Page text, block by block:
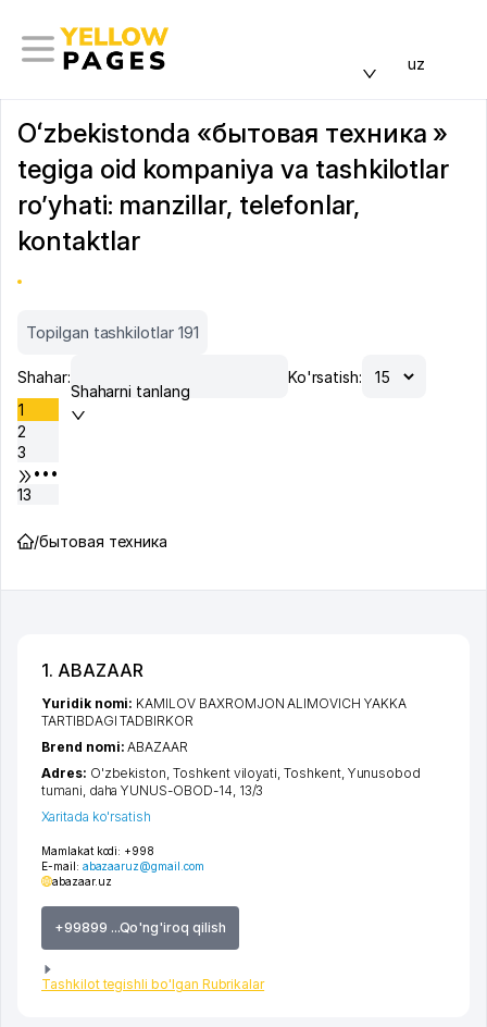
uz
Oʻzbekistonda «бытовая техника »
tegiga oid kompaniya va tashkilotlar
ro’yhati: manzillar, telefonlar,
kontaktlar
Topilgan tashkilotlar 191
Shahar:
Shaharni tanlang
Ko'rsatish:
1
2
3
•••
13
/бытовая техника
1. ABAZAAR
Mamlakat kodi: +998
E-mail: abazaaruz@gmail.com
abazaar.uz
+99899 ...Qo'ng'iroq qilish
Tashkilot tegishli bo'lgan Rubrikalar
Yuridik nomi: KAMILOV BAXROMJON ALIMOVICH YAKKA
TARTIBDAGI TADBIRKOR
Brend nomi:ABAZAAR
Adres: O'zbekiston,Toshkent viloyati ,Toshkent, Yunusobod
tumani daha YUNUS-OBOD-14 , 13/3
Xaritada ko'rsatish